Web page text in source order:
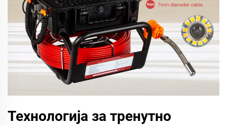
Технологија за тренутно